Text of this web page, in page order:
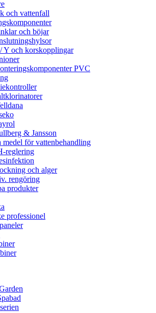
och vattenfall
och böjar
Y och korskopplingar
PVC
& Jansson
medel för vattenbehandling
reglering
och alger
rengöring
produkter
professionel